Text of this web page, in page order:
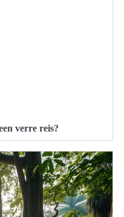
verre reis?